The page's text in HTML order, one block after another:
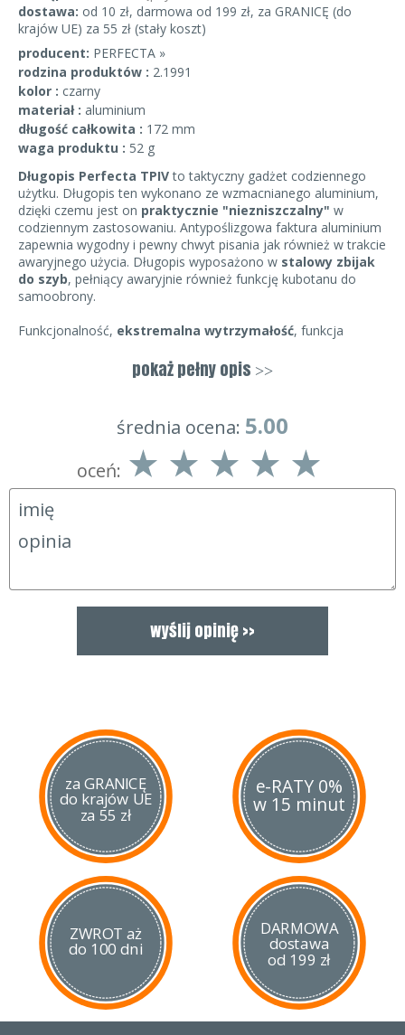
dostawa: od 10 zł, darmowa od 199 zł, za GRANICĘ (do
krajów UE) za 55 zł (stały koszt)
producent: PERFECTA »
rodzina produktów : 2.1991
kolor : czarny
materiał : aluminium
długość całkowita : 172 mm
waga produktu : 52 g
Długopis Perfecta TPIVto taktyczny gadżet codziennego
użytku. Długopis ten wykonano ze wzmacnianego aluminium,
dzięki czemu jest on praktycznie "niezniszczalny" w
codziennym zastosowaniu. Antypoślizgowa faktura aluminium
zapewnia wygodny i pewny chwyt pisania jak również w trakcie
awaryjnego użycia. Długopis wyposażono w stalowy zbijak
do szyb, pełniący awaryjnie również funkcję kubotanu do
samoobrony.
Funkcjonalność, ekstremalna wytrzymałość, funkcja
na prezent dla każdego mężczyzny.
pokaż pełny opis >>
średnia ocena: 5.00
oceń:
za GRANICĘ
do krajów UE
za 55 zł
e-RATY 0%
w 15 minut
ZWROT aż
do 100 dni
DARMOWA
dostawa
od 199 zł